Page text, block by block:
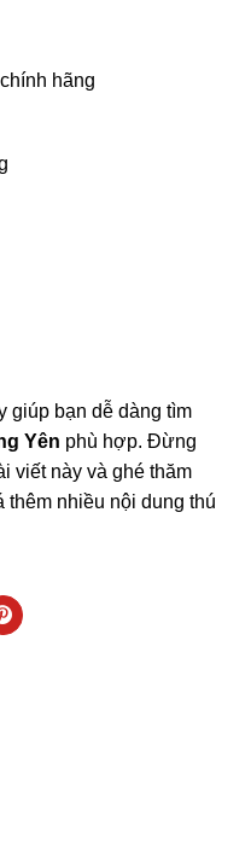
hãng
giúp bạn dễ dàng tìm
Yên phù hợp. Đừng
viết này và ghé thăm
thêm nhiều nội dung thú